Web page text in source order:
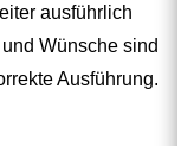
ausführlich
Wünsche sind
Ausführung.